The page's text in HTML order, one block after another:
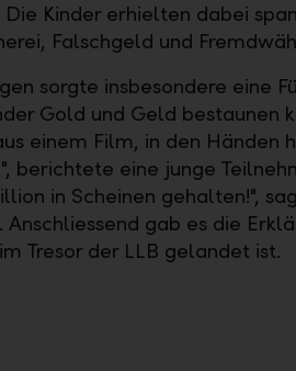
Kinder erhielten dabei
Falschgeld und
sorgte insbesondere eine
Gold und Geld bestaunen
einem Film, in den Händen
berichtete eine junge
in Scheinen gehalten!",
gab es die
Tresor der LLB gelandet ist.